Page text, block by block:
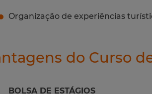
Organização de experiências
do Curso
BOLSA DE ESTÁGIOS